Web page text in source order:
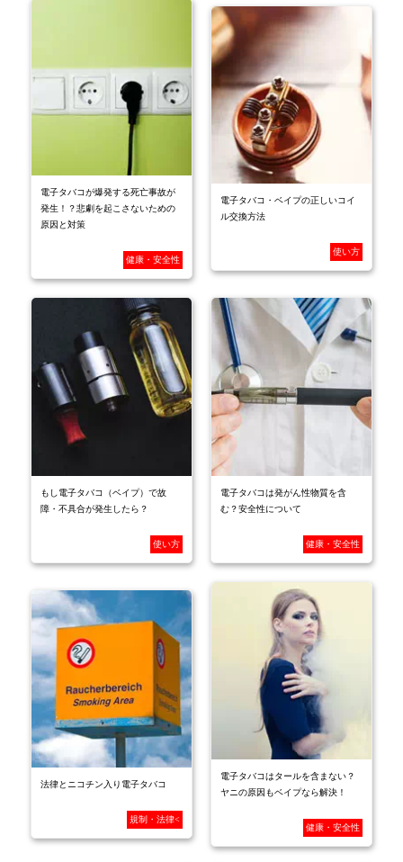
電子タバコが爆発する死亡事故が
発生！？悲劇を起こさないための
原因と対策
健康・安全性
電子タバコ・ベイプの正しいコイ
ル交換方法
使い方
もし電子タバコ（ベイプ）で故
障・不具合が発生したら？
使い方
電子タバコは発がん性物質を含
む？安全性について
健康・安全性
法律とニコチン入り電子タバコ
規制・法律<
電子タバコはタールを含まない？
ヤニの原因もベイプなら解決！
健康・安全性